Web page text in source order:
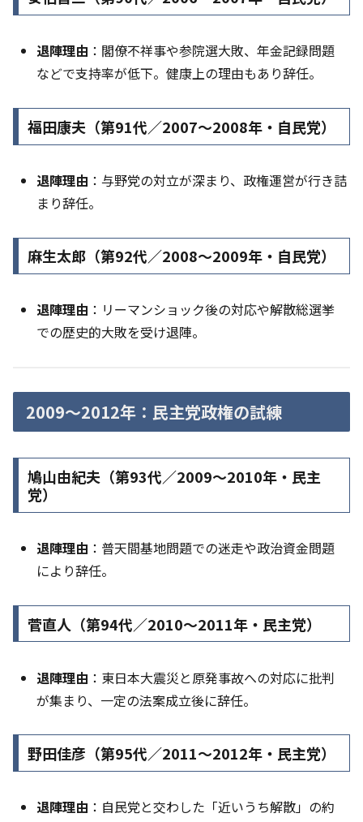
退陣理由 ：閣僚不祥事や参院選大敗、年金記録問題
などで支持率が低下。健康上の理由もあり辞任。
福田康夫（第91代／2007〜2008年・自民党）
退陣理由 ：与野党の対立が深まり、政権運営が行き詰
まり辞任。
麻生太郎（第92代／2008〜2009年・自民党）
退陣理由 ：リーマンショック後の対応や解散総選挙
での歴史的大敗を受け退陣。
2009〜2012年：民主党政権の試練
鳩山由紀夫（第93代／2009〜2010年・民主
党）
退陣理由 ：普天間基地問題での迷走や政治資金問題
により辞任。
菅直人（第94代／2010〜2011年・民主党）
退陣理由 ：東日本大震災と原発事故への対応に批判
が集まり、一定の法案成立後に辞任。
野田佳彦（第95代／2011〜2012年・民主党）
退陣理由 ：自民党と交わした「近いうち解散」の約